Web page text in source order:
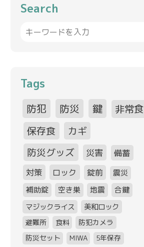
Search
Tags
防犯 防災 鍵 非常食
保存食
カギ
防災グッズ
災害
備蓄
対策
ロック 錠前
震災
補助錠
空き巣 地震
合鍵
マジックライス
美和ロック
避難所 食料
防犯カメラ
防災セット
MIWA
5年保存